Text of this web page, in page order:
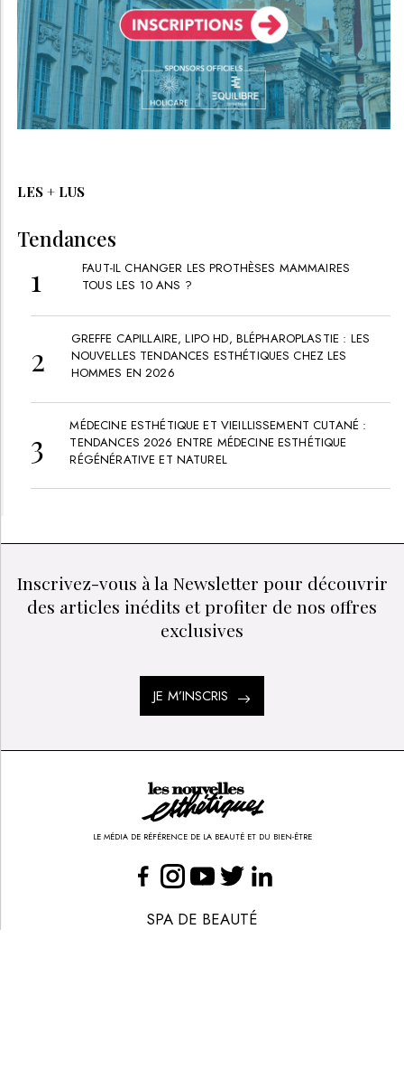
LES + LUS
Tendances
FAUT-IL CHANGER LES PROTHÈSES MAMMAIRES
TOUS LES 10 ANS ?
GREFFE CAPILLAIRE, LIPO HD, BLÉPHAROPLASTIE : LES
NOUVELLES TENDANCES ESTHÉTIQUES CHEZ LES
HOMMES EN 2026
MÉDECINE ESTHÉTIQUE ET VIEILLISSEMENT CUTANÉ :
TENDANCES 2026 ENTRE MÉDECINE ESTHÉTIQUE
RÉGÉNÉRATIVE ET NATUREL
Inscrivez-vous à la Newsletter pour découvrir
des articles inédits et profiter de nos offres
exclusives
JE M’INSCRIS
LE MÉDIA DE RÉFÉRENCE DE LA BEAUTÉ ET DU BIEN-ÊTRE
SPA DE BEAUTÉ